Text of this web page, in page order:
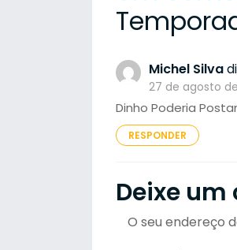
Michel Silva
27 de agosto
Dinho Poderia
RESPONDER
Deixe
O seu endereço